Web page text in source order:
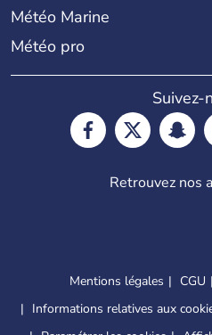
Météo Marine
Météo pro
Suivez-
Retrouvez nos
Mentions légales CGU
Informations relatives aux